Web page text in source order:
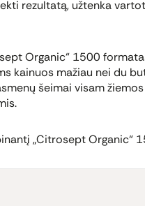
rezultatą, užtenka
Organic“ 1500
kainuos mažiau nei du
šeimai visam
„Citrosept Organic“